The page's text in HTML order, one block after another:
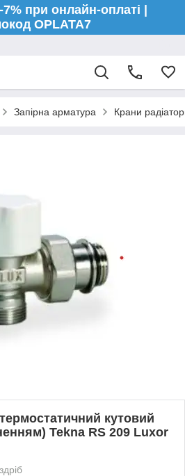
при онлайн-оплаті |
OPLATA7
Запірна арматура Крани
кутовий
Tekna RS 209 Luxor